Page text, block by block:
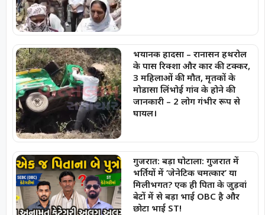
भयानक हादसा – रानासन हथरोल
के पास रिक्शा और कार की टक्कर,
3 महिलाओं की मौत, मृतकों के
मोडासा लिंभोई गांव के होने की
जानकारी – 2 लोग गंभीर रूप से
घायल।
गुजरात: बड़ा घोटाला: गुजरात में
भर्तियों में ‘जेनेटिक चमत्कार’ या
मिलीभगत? एक ही पिता के जुड़वां
बेटों में से बड़ा भाई OBC है और
छोटा भाई ST!